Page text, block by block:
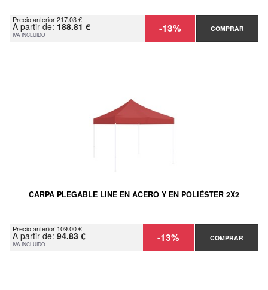
Precio anterior 217.03 €
A partir de: 188.81 €
IVA INCLUIDO -13% COMPRAR
CARPA PLEGABLE LINE EN ACERO Y EN POLIÉSTER 2X2
Precio anterior 109.00 €
A partir de: 94.83 €
IVA INCLUIDO -13% COMPRAR